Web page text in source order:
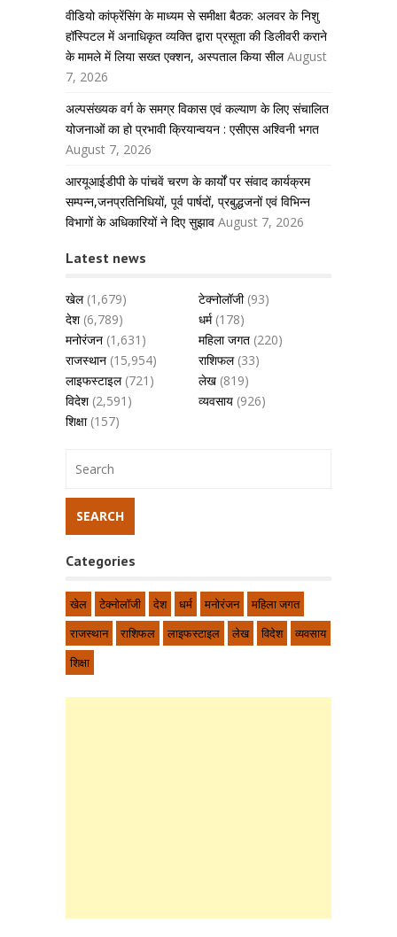
वीडियो कांफ्रेंसिंग के माध्यम से समीक्षा बैठक: अलवर के निशु
हॉस्पिटल में अनाधिकृत व्यक्ति द्वारा प्रसूता की डिलीवरी कराने
के मामले में लिया सख्त एक्शन, अस्पताल किया सील August
7, 2026
अल्पसंख्यक वर्ग के समग्र विकास एवं कल्याण के लिए संचालित
योजनाओं का हो प्रभावी क्रियान्वयन : एसीएस अश्विनी भगत
August 7, 2026
आरयूआईडीपी के पांचवें चरण के कार्यों पर संवाद कार्यक्रम
सम्पन्न,जनप्रतिनिधियों, पूर्व पार्षदों, प्रबुद्धजनों एवं विभिन्न
विभागों के अधिकारियों ने दिए सुझाव August 7, 2026
Latest news
खेल(1,679) टेक्नोलॉजी(93)
देश(6,789) धर्म(178)
मनोरंजन (1,631) महिला जगत (220)
राजस्थान (15,954) राशिफल(33)
लाइफस्टाइल(721) लेख (819)
विदेश(2,591) व्यवसाय (926)
शिक्षा(157)
Categories
खेल टेक्नोलॉजी देश धर्म मनोरंजन
महिला जगत
राजस्थान
राशिफल लाइफस्टाइल लेख विदेश
व्यवसाय
शिक्षा